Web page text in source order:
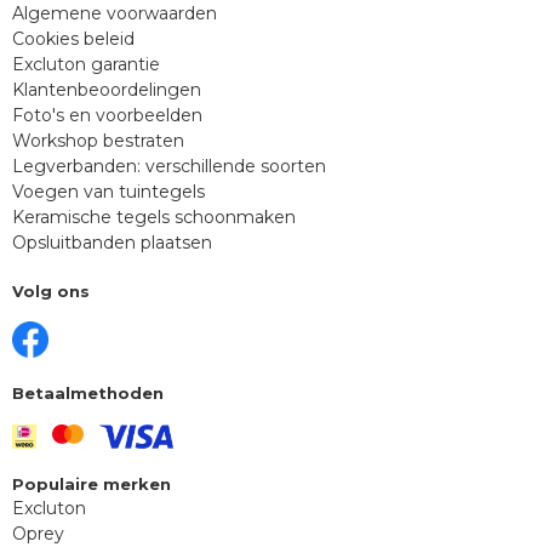
Algemene voorwaarden
Cookies beleid
Excluton garantie
Klantenbeoordelingen
Foto's en voorbeelden
Workshop bestraten
Legverbanden: verschillende soorten
Voegen van tuintegels
Keramische tegels schoonmaken
Opsluitbanden plaatsen
Volg ons
Betaalmethoden
Populaire merken
Excluton
Oprey